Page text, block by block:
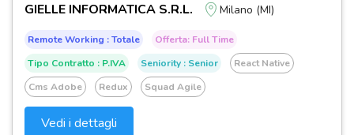
GIELLE INFORMATICA S.R.L. Milano (MI)
Remote Working : Totale
Offerta: Full Time
Tipo Contratto : P.IVA
Seniority : Senior
React Native
Cms Adobe
Redux Squad Agile
Vedi i dettagli